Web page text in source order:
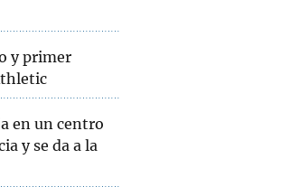
y primer
en un centro
y se da a la